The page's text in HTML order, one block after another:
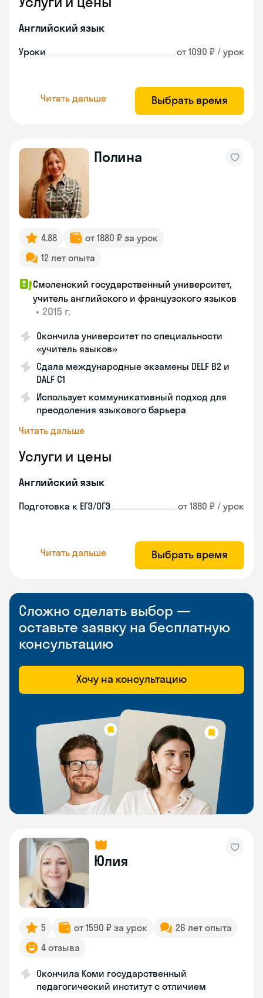
Английский язык
Уроки от 1090 ₽ / урок
Читать дальше Выбрать время
Полина
4.88
от 1880 ₽ за урок
12 лет опыта
Смоленский государственный университет,
учитель английского и французского языков
• 2015 г.
Окончила университет по специальности
«учитель языков»
Сдала международные экзамены DELF B2 и
DALF C1
Использует коммуникативный подход для
преодоления языкового барьера
Читать дальше
Услуги и цены
Английский язык
Подготовка к ЕГЭ/ОГЭ от 1880 ₽ / урок
Читать дальше Выбрать время
Сложно сделать выбор —
оставьте заявку на бесплатную
консультацию
Хочу на консультацию
Юлия
5 от 1590 ₽ за урок
26 лет опыта
4 отзыва
Окончила Коми государственный
педагогический институт с отличием